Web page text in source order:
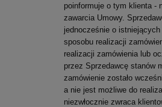
poinformuje o tym klienta -
zawarcia Umowy.
jednocześnie o
sposobu realizacji
realizacji zamówienia lub
przez Sprzedawcę stanów
zamówienie zostało
a nie jest możliwe do
niezwłocznie zwraca